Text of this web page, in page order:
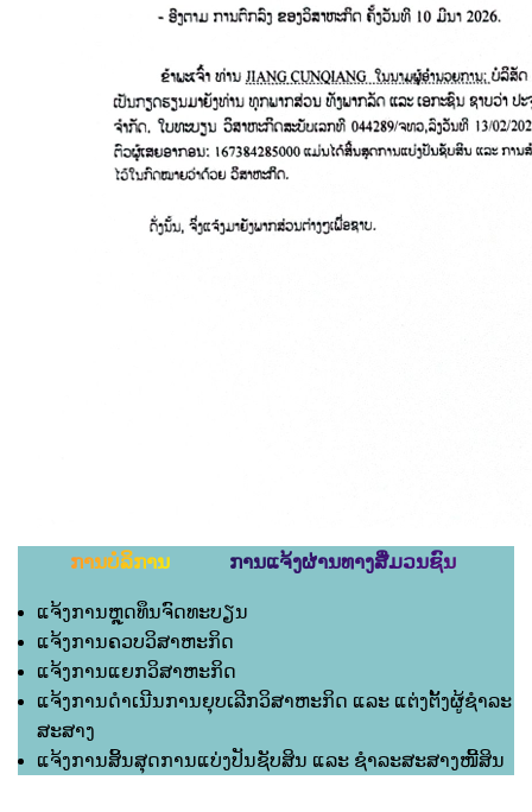
ການບໍລິການ ການແຈ້ງຜ່ານທາງສື່ມວນຊົນ
ແຈ້ງການຫຼຸດທຶນຈົດທະບຽນ
ແຈ້ງການຄວບວິສາຫະກິດ
ແຈ້ງການແຍກວິສາຫະກິດ
ແຈ້ງການດຳເນີນການຍຸບເລີກວິສາຫະກິດ ແລະ ແຕ່ງຕັ້ງຜູ້ຊຳລະ
ສະສາງ
ແຈ້ງການສິ້ນສຸດການແບ່ງປັນຊັບສິນ ແລະ ຊຳລະສະສາງໜີ້ສິນ